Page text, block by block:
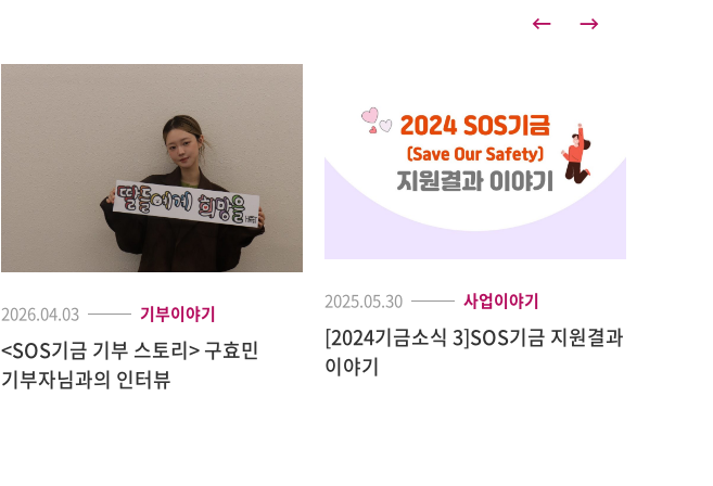
2026.04.03 기부이야기
<SOS기금 기부 스토리> 구효민
기부자님과의 인터뷰
2025.05.30 사업이야기
[2024기금소식 3]SOS기금 지원결과
이야기